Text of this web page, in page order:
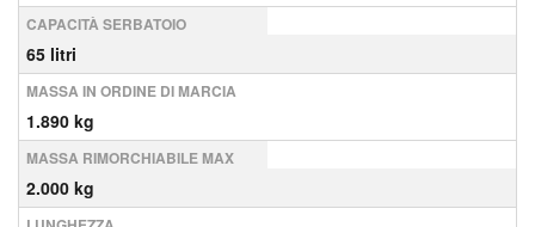
CAPACITÀ SERBATOIO
65 litri
MASSA IN ORDINE DI MARCIA
1.890 kg
MASSA RIMORCHIABILE MAX
2.000 kg